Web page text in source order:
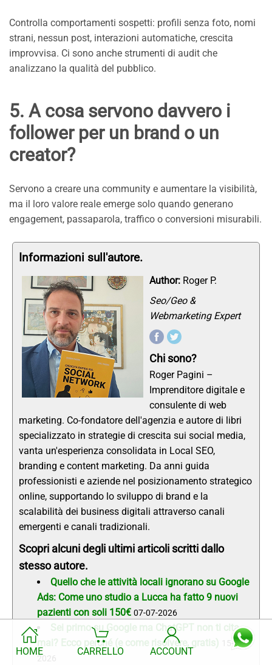
Controlla comportamenti sospetti: profili senza foto, nomi
strani, nessun post, interazioni automatiche, crescita
improvvisa. Ci sono anche strumenti di audit che
analizzano la qualità del pubblico.
5. A cosa servono davvero i
follower per un brand o un
creator?
Servono a creare una community e aumentare la visibilità,
ma il loro valore reale emerge solo quando generano
engagement, passaparola, traffico o conversioni misurabili.
Informazioni sull'autore.
Author: Roger P.
Seo/Geo &
Webmarketing Expert
Chi sono?
Roger Pagini –
Imprenditore digitale e
consulente di web
marketing. Co-fondatore dell'agenzia e autore di libri
specializzato in strategie di crescita sui social media,
vanta un'esperienza consolidata in Local SEO,
branding e content marketing. Da anni guida
professionisti e aziende nel posizionamento strategico
online, supportando lo sviluppo di brand e la
scalabilità dei business digitali attraverso canali
emergenti e canali tradizionali.
Scopri alcuni degli ultimi articoli scritti dallo
stesso autore.
Quello che le attività locali ignorano su Google
Ads: Come uno studio a Lucca ha fatto 9 nuovi
pazienti con soli 150€ 07-07-2026
Sei primo su Google ma ChatGPT non ti cita
mai? Ecco perché (e come risolvere, gratis) 15-06-
2026
HOME CARRELLO ACCOUNT